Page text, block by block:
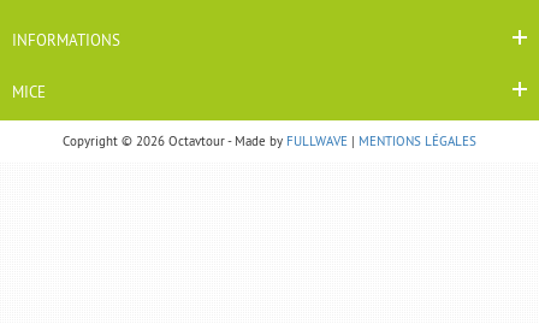
INFORMATIONS
MICE
Copyright © 2026 Octavtour - Made by FULLWAVE | MENTIONS LÉGALES